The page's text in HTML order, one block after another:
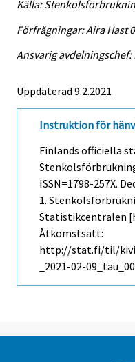
Källa:
Förfrågningar: Aira Hast
Ansvarig avdelningschef:
Uppdaterad 9.2.2021
Instruktion för
Finlands officiella
ISSN=1798-257X.
1.
Statistikcentralen
Åtkomstsätt:
http://stat.fi/til/
_2021-02-